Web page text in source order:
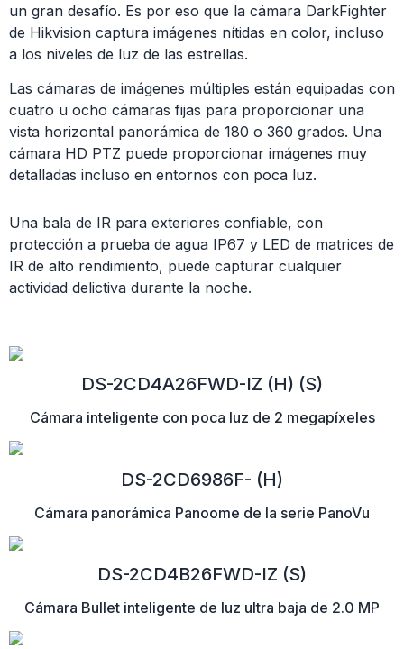
un gran desafío. Es por eso que la cámara DarkFighter
de Hikvision captura imágenes nítidas en color, incluso
a los niveles de luz de las estrellas.
Las cámaras de imágenes múltiples están equipadas con
cuatro u ocho cámaras fijas para proporcionar una
vista horizontal panorámica de 180 o 360 grados. Una
cámara HD PTZ puede proporcionar imágenes muy
detalladas incluso en entornos con poca luz.
Una bala de IR para exteriores confiable, con
protección a prueba de agua IP67 y LED de matrices de
IR de alto rendimiento, puede capturar cualquier
actividad delictiva durante la noche.
DS-2CD4A26FWD-IZ (H) (S)
Cámara inteligente con poca luz de 2 megapíxeles
DS-2CD6986F- (H)
Cámara panorámica Panoome de la serie PanoVu
DS-2CD4B26FWD-IZ (S)
Cámara Bullet inteligente de luz ultra baja de 2.0 MP